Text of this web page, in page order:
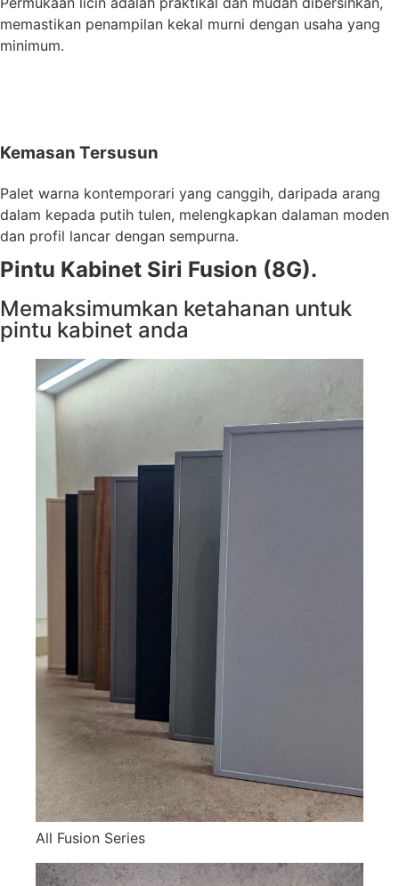
memastikan penampilan kekal murni dengan usaha yang
minimum.
Kemasan Tersusun
Palet warna kontemporari yang canggih, daripada arang
dalam kepada putih tulen, melengkapkan dalaman moden
dan profil lancar dengan sempurna.
Pintu Kabinet Siri Fusion (8G).
Memaksimumkan ketahanan untuk
pintu kabinet anda
All Fusion Series